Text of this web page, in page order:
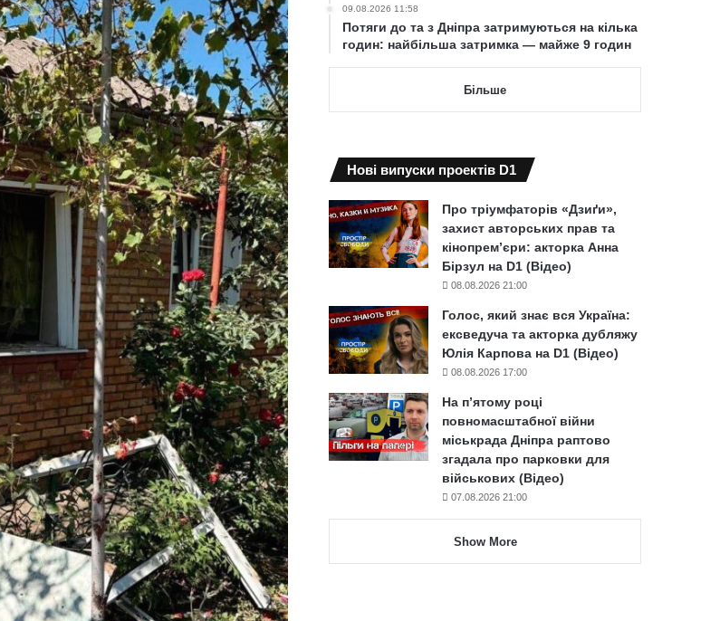
09.08.2026 11:58
Потяги до та з Дніпра затримуються на кілька
годин: найбільша затримка — майже 9 годин
Більше
Нові випуски проектів D1
Про тріумфаторів «Дзиґи»,
захист авторських прав та
кінопрем’єри: акторка Анна
Бірзул на D1 (Відео)
08.08.2026 21:00
Голос, який знає вся Україна:
ексведуча та акторка дубляжу
Юлія Карпова на D1 (Відео)
08.08.2026 17:00
На п’ятому році
повномасштабної війни
міськрада Дніпра раптово
згадала про парковки для
військових (Відео)
07.08.2026 21:00
Show More